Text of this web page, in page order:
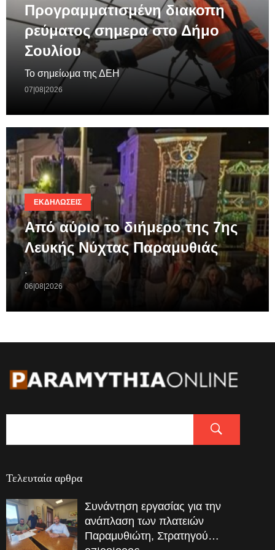
Προγραμματισμένη διακοπη
ρεύματος σημερα στο Δήμο
Σουλίου
Το σημείωμα της ΔΕΗ
07|08|2026
ΕΚΔΗΛΏΣΕΙΣ
Από αύριο το διήμερο της 7ης
Λευκής Νύχτας Παραμυθιάς
.
06|08|2026
Τελευταία αρθρα
Συνάντηση εργασίας για την
ανάπλαση των πλατειών
Παραμυθιώτη, Στρατηγού…